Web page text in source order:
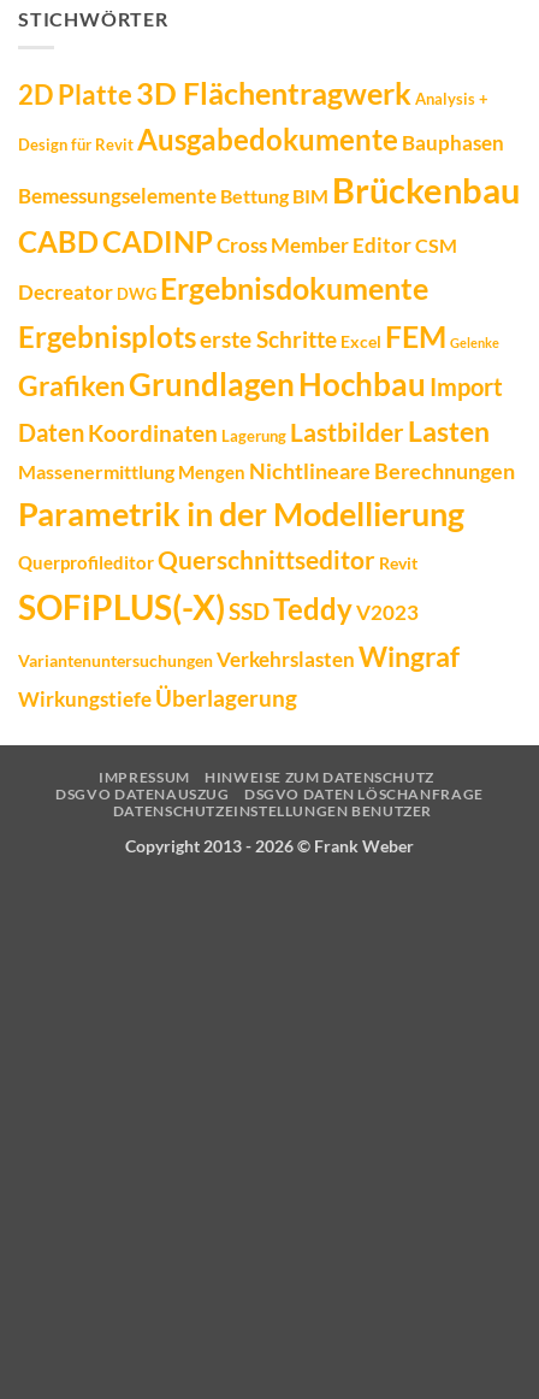
STICHWÖRTER
2D Platte3D Flächentragwerk Analysis +
Design für RevitAusgabedokumente Bauphasen
Bemessungselemente Bettung BIM Brückenbau
CABDCADINPCross Member EditorCSM
Decreator DWG Ergebnisdokumente
Ergebnisplotserste Schritte Excel FEM Gelenke
GrafikenGrundlagenHochbau Import
DatenKoordinaten Lagerung LastbilderLasten
Massenermittlung Mengen Nichtlineare Berechnungen
Parametrik in der Modellierung
QuerprofileditorQuerschnittseditor Revit
SOFiPLUS(-X)SSDTeddyV2023
VariantenuntersuchungenVerkehrslastenWingraf
WirkungstiefeÜberlagerung
IMPRESSUM
HINWEISE ZUM DATENSCHUTZ
DSGVO DATENAUSZUG
DSGVO DATEN LÖSCHANFRAGE
DATENSCHUTZEINSTELLUNGEN BENUTZER
Copyright 2013 - 2026 © Frank Weber